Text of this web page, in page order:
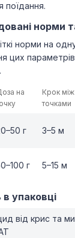
поїдання.
норми
норми на
цих
на
Крок між
точками
г 3–5 м
г 5–15 м
в упаковці
від крис та